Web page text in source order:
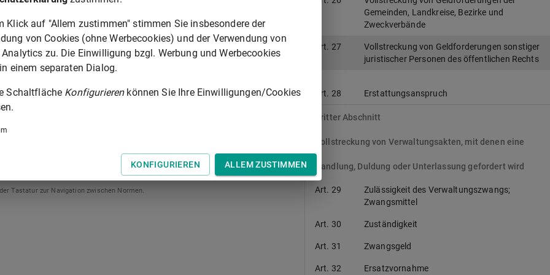
und Einziehung von Geldforderungen sind diese
Geldforderungen durch Verwaltungsakt geltend machen
Befugnis zur Anbringung der Vollstreckungsklausel und
und Einziehung von Geldforderungen erteilen, wenn bei
ist, daß die Vollstreckungsverfahren ordnungsgemäß
ART. 28
Tastatur zur Navigation zwischen Normen.
Gemeinden, Landkreise, Bezirke und
Zweckverbände
Art. 27
Vollstreckung von Geldforderungen sonstiger
juristischer Personen des öffentlichen Rechts
Art. 28 Erstattungsanspruch
Dritter Abschnitt
Vollstreckung von Verwaltungsakten, mit denen eine
Handlung, Duldung oder Unterlassung gefordert wird
Art. 29
Zulässigkeit des Verwaltungszwangs;
Zwangsmittel
Art. 30 Zuständigkeit
Art. 31 Zwangsgeld
Art. 32 Ersatzvornahme
Klick auf "Allem zustimmen" stimmen Sie insbesondere der
von Cookies (ohne Werbecookies) und der Verwendung von
Analytics zu. Die Einwilligung bzgl. Werbung und Werbecookies
einem separaten Dialog.
Schaltfläche Konfigurierenkönnen Sie Ihre Einwilligungen/Cookies
KONFIGURIEREN ALLEM ZUSTIMMEN